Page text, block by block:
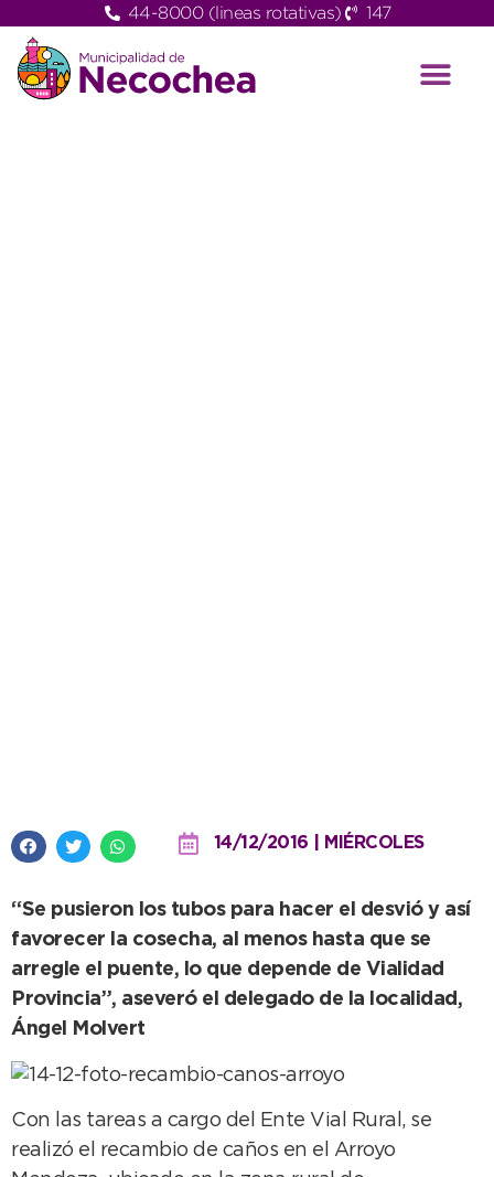
44-8000 (lineas rotativas) 147
14/12/2016 | MIÉRCOLES
“Se pusieron los tubos para hacer el desvió y así
favorecer la cosecha, al menos hasta que se
arregle el puente, lo que depende de Vialidad
Provincia”, aseveró el delegado de la localidad,
Ángel Molvert
Con las tareas a cargo del Ente Vial Rural, se
realizó el recambio de caños en el Arroyo